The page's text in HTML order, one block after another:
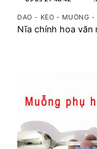
DAO - KÉO - MUỖNG
Nĩa chính hoa văn